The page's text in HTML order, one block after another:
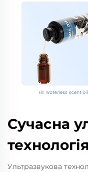
Сучасна
технологія
Ультразвукова